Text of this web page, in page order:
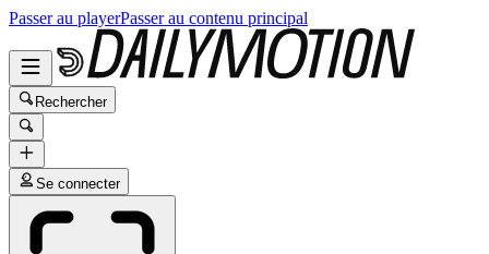
Passer au playerPasser au contenu principal
Rechercher
Se connecter